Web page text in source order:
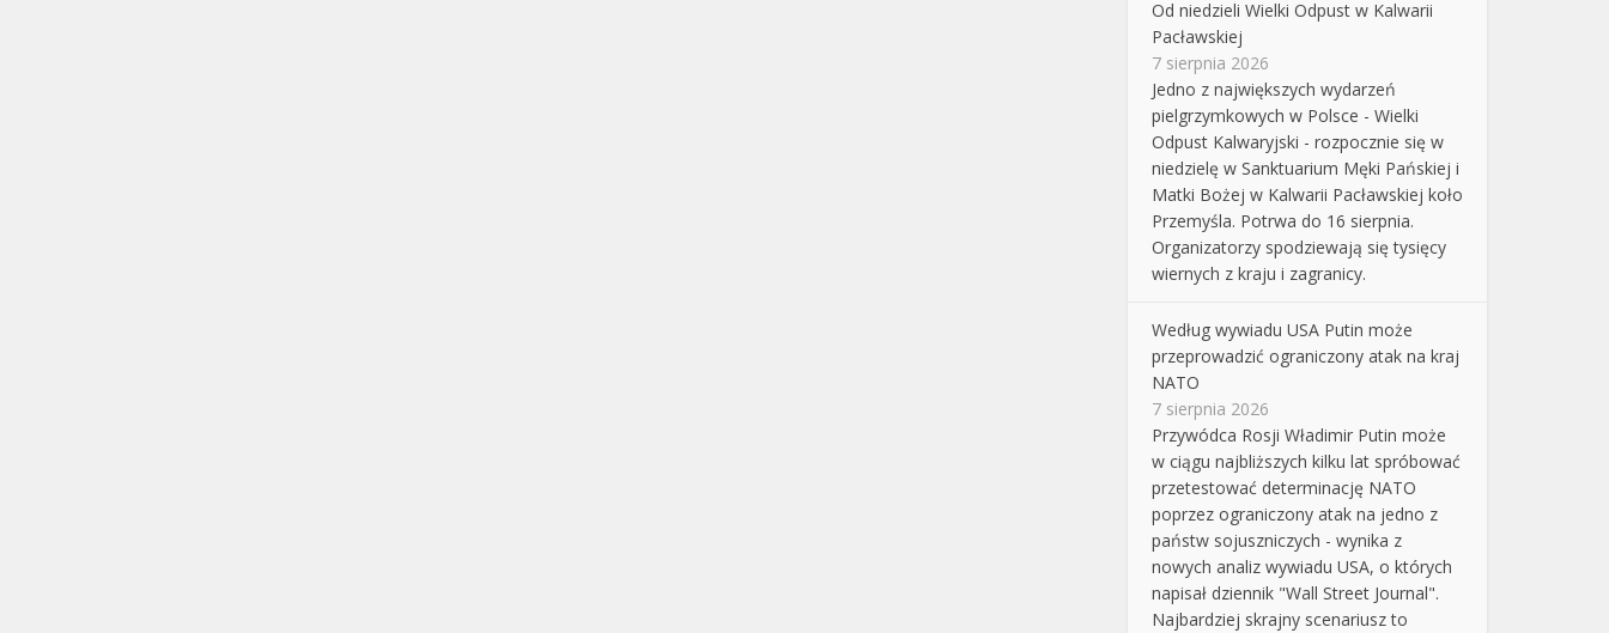
Od niedzieli Wielki Odpust w Kalwarii
Pacławskiej
7 sierpnia 2026
Jedno z największych wydarzeń
pielgrzymkowych w Polsce - Wielki
Odpust Kalwaryjski - rozpocznie się w
niedzielę w Sanktuarium Męki Pańskiej i
Matki Bożej w Kalwarii Pacławskiej koło
Przemyśla. Potrwa do 16 sierpnia.
Organizatorzy spodziewają się tysięcy
wiernych z kraju i zagranicy.
Według wywiadu USA Putin może
przeprowadzić ograniczony atak na kraj
NATO
7 sierpnia 2026
Przywódca Rosji Władimir Putin może
w ciągu najbliższych kilku lat spróbować
przetestować determinację NATO
poprzez ograniczony atak na jedno z
państw sojuszniczych - wynika z
nowych analiz wywiadu USA, o których
napisał dziennik "Wall Street Journal".
Najbardziej skrajny scenariusz to